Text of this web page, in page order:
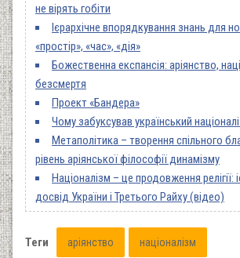
не вірять гобіти
Ієрархічне впорядкування знань для
«простір», «час», «дія»
Божественна експансія: аріянство,
безсмертя
Проект «Бандера»
Чому забуксував український
Метаполітика – творення спільного
рівень аріянської філософії динамізму
Націоналізм – це продовження релігії:
досвід України і Третього Райху (відео)
Теги аріянство націоналізм